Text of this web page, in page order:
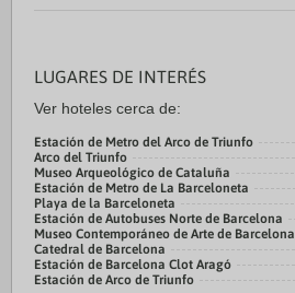
LUGARES DE INTERÉS
Ver hoteles cerca de:
Estación de Metro del Arco de Triunfo
Arco del Triunfo
Museo Arqueológico de Cataluña
Estación de Metro de La Barceloneta
Playa de la Barceloneta
Estación de Autobuses Norte de Barcelona
Museo Contemporáneo de Arte de Barcelona
Catedral de Barcelona
Estación de Barcelona Clot Aragó
Estación de Arco de Triunfo